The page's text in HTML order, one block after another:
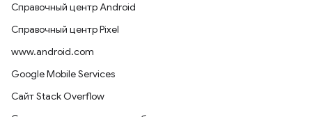
Справочный центр Android
Справочный центр Pixel
www.android.com
Google Mobile Services
Сайт Stack Overflow